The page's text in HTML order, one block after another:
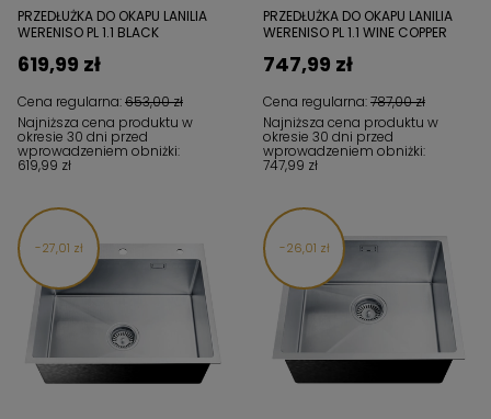
PRZEDŁUŻKA DO OKAPU LANILIA
WERENISO PL 1.1 BLACK
Cena regularna:653,00 zł
619,99 zł
Najniższa cena produktu w
okresie 30 dni przed
wprowadzeniem obniżki:
619,99 zł
PRZEDŁUŻKA DO OKAPU LANILIA
WERENISO PL 1.1 WINE COPPER
Cena regularna:787,00 zł
747,99 zł
Najniższa cena produktu w
okresie 30 dni przed
wprowadzeniem obniżki:
747,99 zł
27,01 zł 26,01 zł